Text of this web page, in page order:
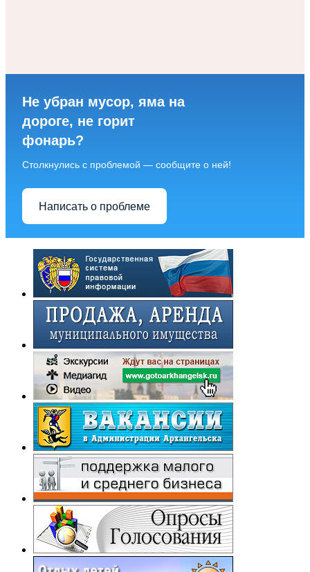
Не убран мусор, яма на
дороге, не горит
фонарь?
Столкнулись с проблемой — сообщите о ней!
Написать о проблеме